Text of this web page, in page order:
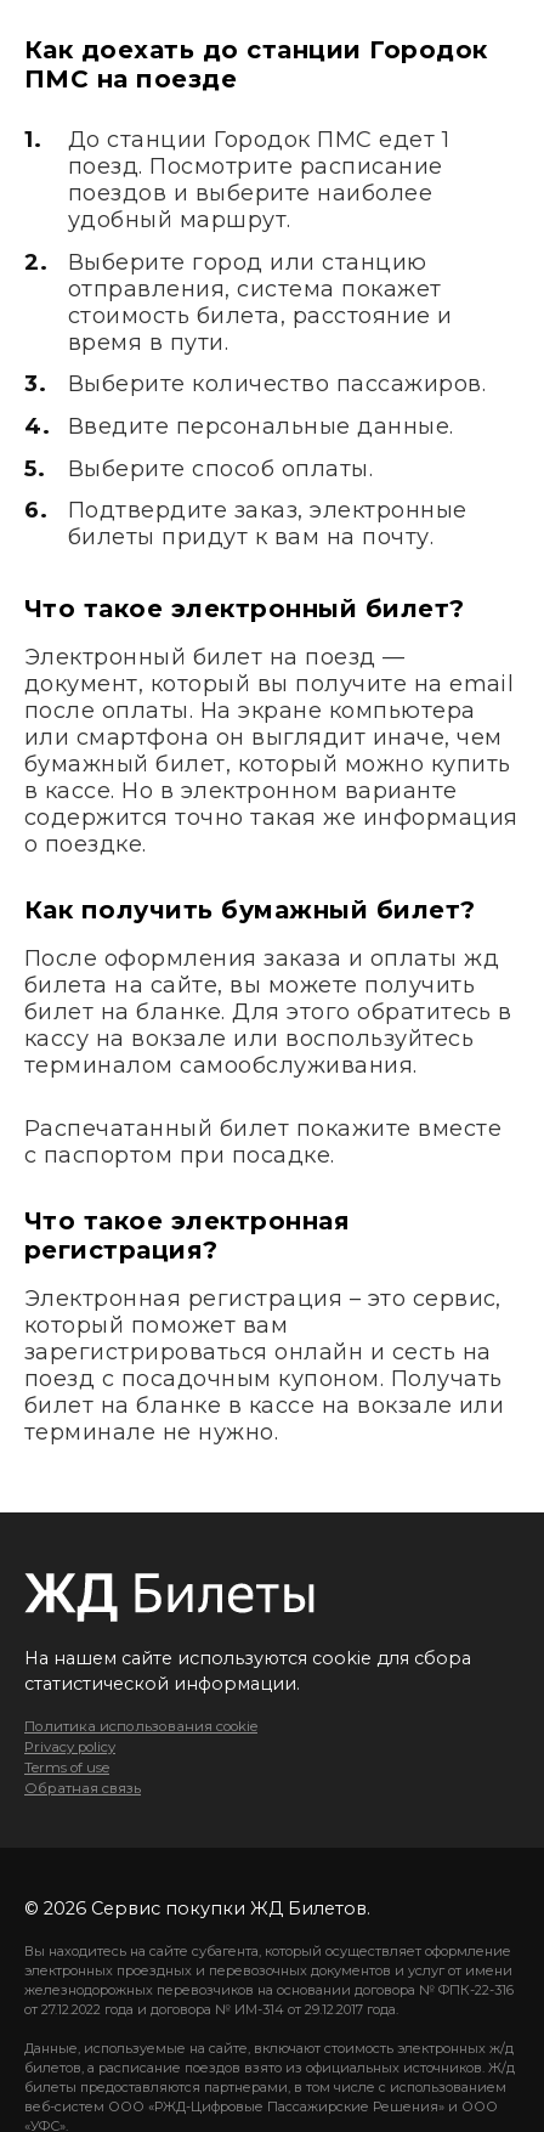
Как доехать до станции Городок
ПМС на поезде
До станции Городок ПМС едет 1
поезд. Посмотрите расписание
поездов и выберите наиболее
удобный маршрут.
Выберите город или станцию
отправления, система покажет
стоимость билета, расстояние и
время в пути.
Выберите количество пассажиров.
Введите персональные данные.
Выберите способ оплаты.
Подтвердите заказ, электронные
билеты придут к вам на почту.
Что такое электронный билет?
Электронный билет на поезд —
документ, который вы получите на email
после оплаты. На экране компьютера
или смартфона он выглядит иначе, чем
бумажный билет, который можно купить
в кассе. Но в электронном варианте
содержится точно такая же информация
о поездке.
Как получить бумажный билет?
После оформления заказа и оплаты жд
билета на сайте, вы можете получить
билет на бланке. Для этого обратитесь в
кассу на вокзале или воспользуйтесь
терминалом самообслуживания.
Распечатанный билет покажите вместе
с паспортом при посадке.
Что такое электронная
регистрация?
Электронная регистрация – это сервис,
который поможет вам
зарегистрироваться онлайн и сесть на
поезд с посадочным купоном. Получать
билет на бланке в кассе на вокзале или
терминале не нужно.
На нашем сайте используются cookie для сбора
статистической информации.
Политика использования cookie
Privacy policy
Terms of use
Обратная связь
© 2026 Сервис покупки ЖД Билетов.
Вы находитесь на сайте субагента, который осуществляет оформление
электронных проездных и перевозочных документов и услуг от имени
железнодорожных перевозчиков на основании договора № ФПК-22-316
от 27.12.2022 года и договора № ИМ-314 от 29.12.2017 года.
Данные, используемые на сайте, включают стоимость электронных ж/д
билетов, а расписание поездов взято из официальных источников. Ж/д
билеты предоставляются партнерами, в том числе с использованием
веб-систем ООО «РЖД-Цифровые Пассажирские Решения» и ООО
«УФС».